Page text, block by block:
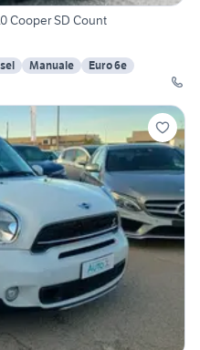
Cooper SD Count
Manuale
Euro 6e